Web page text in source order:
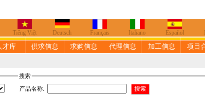
Tiếng Việt Deutsch Français Italiano Español
才库 供求信息 求购信息 代理信息 加工信息 项目
搜索
产品名称: